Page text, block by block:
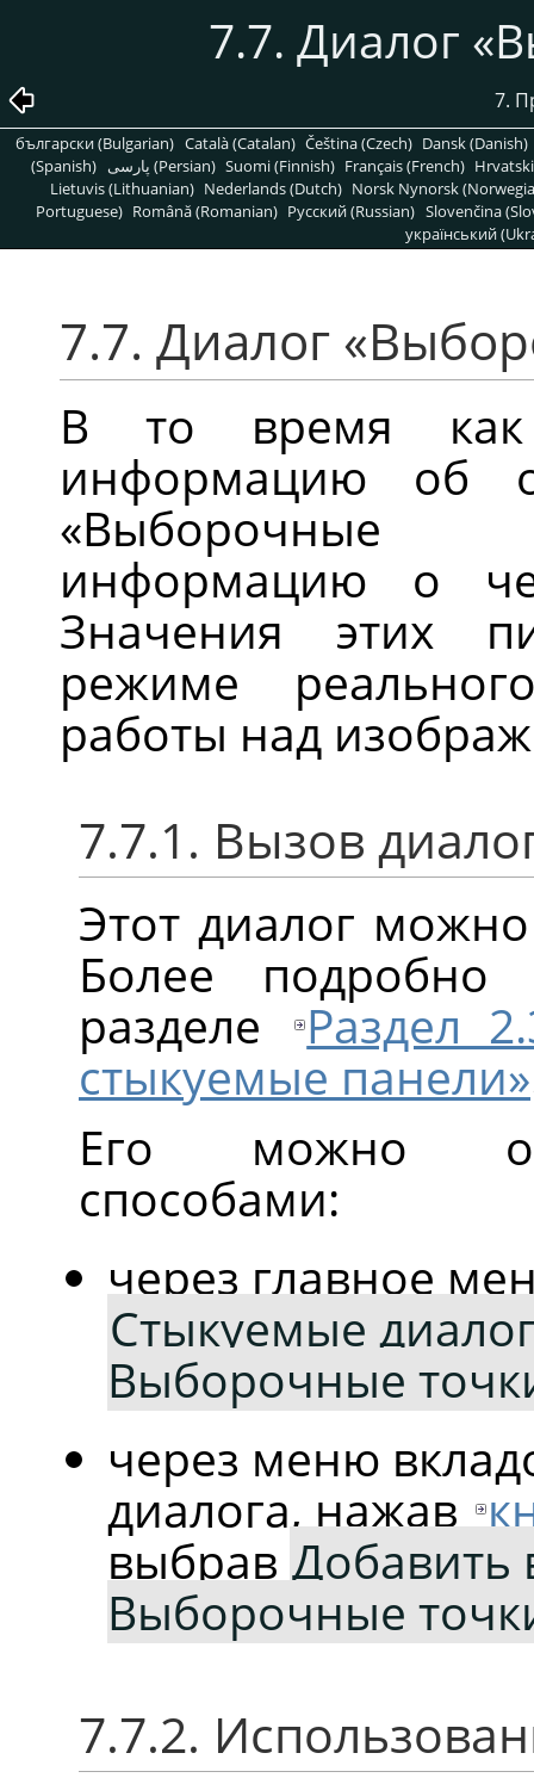
7.7. Диалог «
7.
български (Bulgarian) Català (Catalan) Čeština (Czech) Dansk (Danish)
(Spanish)
پارسی (Persian) Suomi (Finnish) Français (French)
Lietuvis (Lithuanian) Nederlands (Dutch) Norsk Nynorsk
Portuguese) Română (Romanian) Pусский (Russian) Slovenčina
український
7.7. Диалог «
В то время
информацию об
«Выборочные
информацию о
Значения этих
режиме
работы над
7.7.1. Вызов
Этот диалог
Более
разделе
Раздел
стыкуемые панели»
Его можно
способами:
через главное
Стыкуемые
Выборочные
через меню
диалога, нажав
выбрав Добавить
Выборочные
7.7.2.